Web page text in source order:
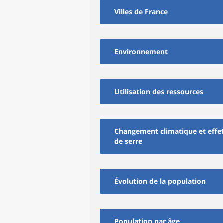
Villes de France
Environnement
Utilisation des ressources
Changement climatique et
de serre
Évolution de la population
Population par âge